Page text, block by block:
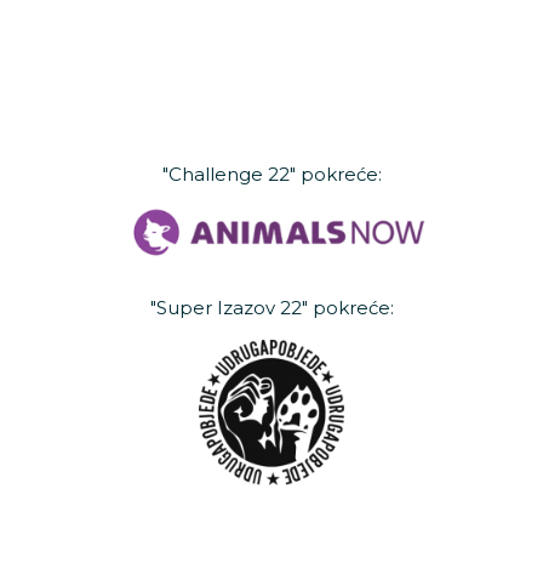
"Challenge 22" pokreće:
"Super Izazov 22" pokreće: